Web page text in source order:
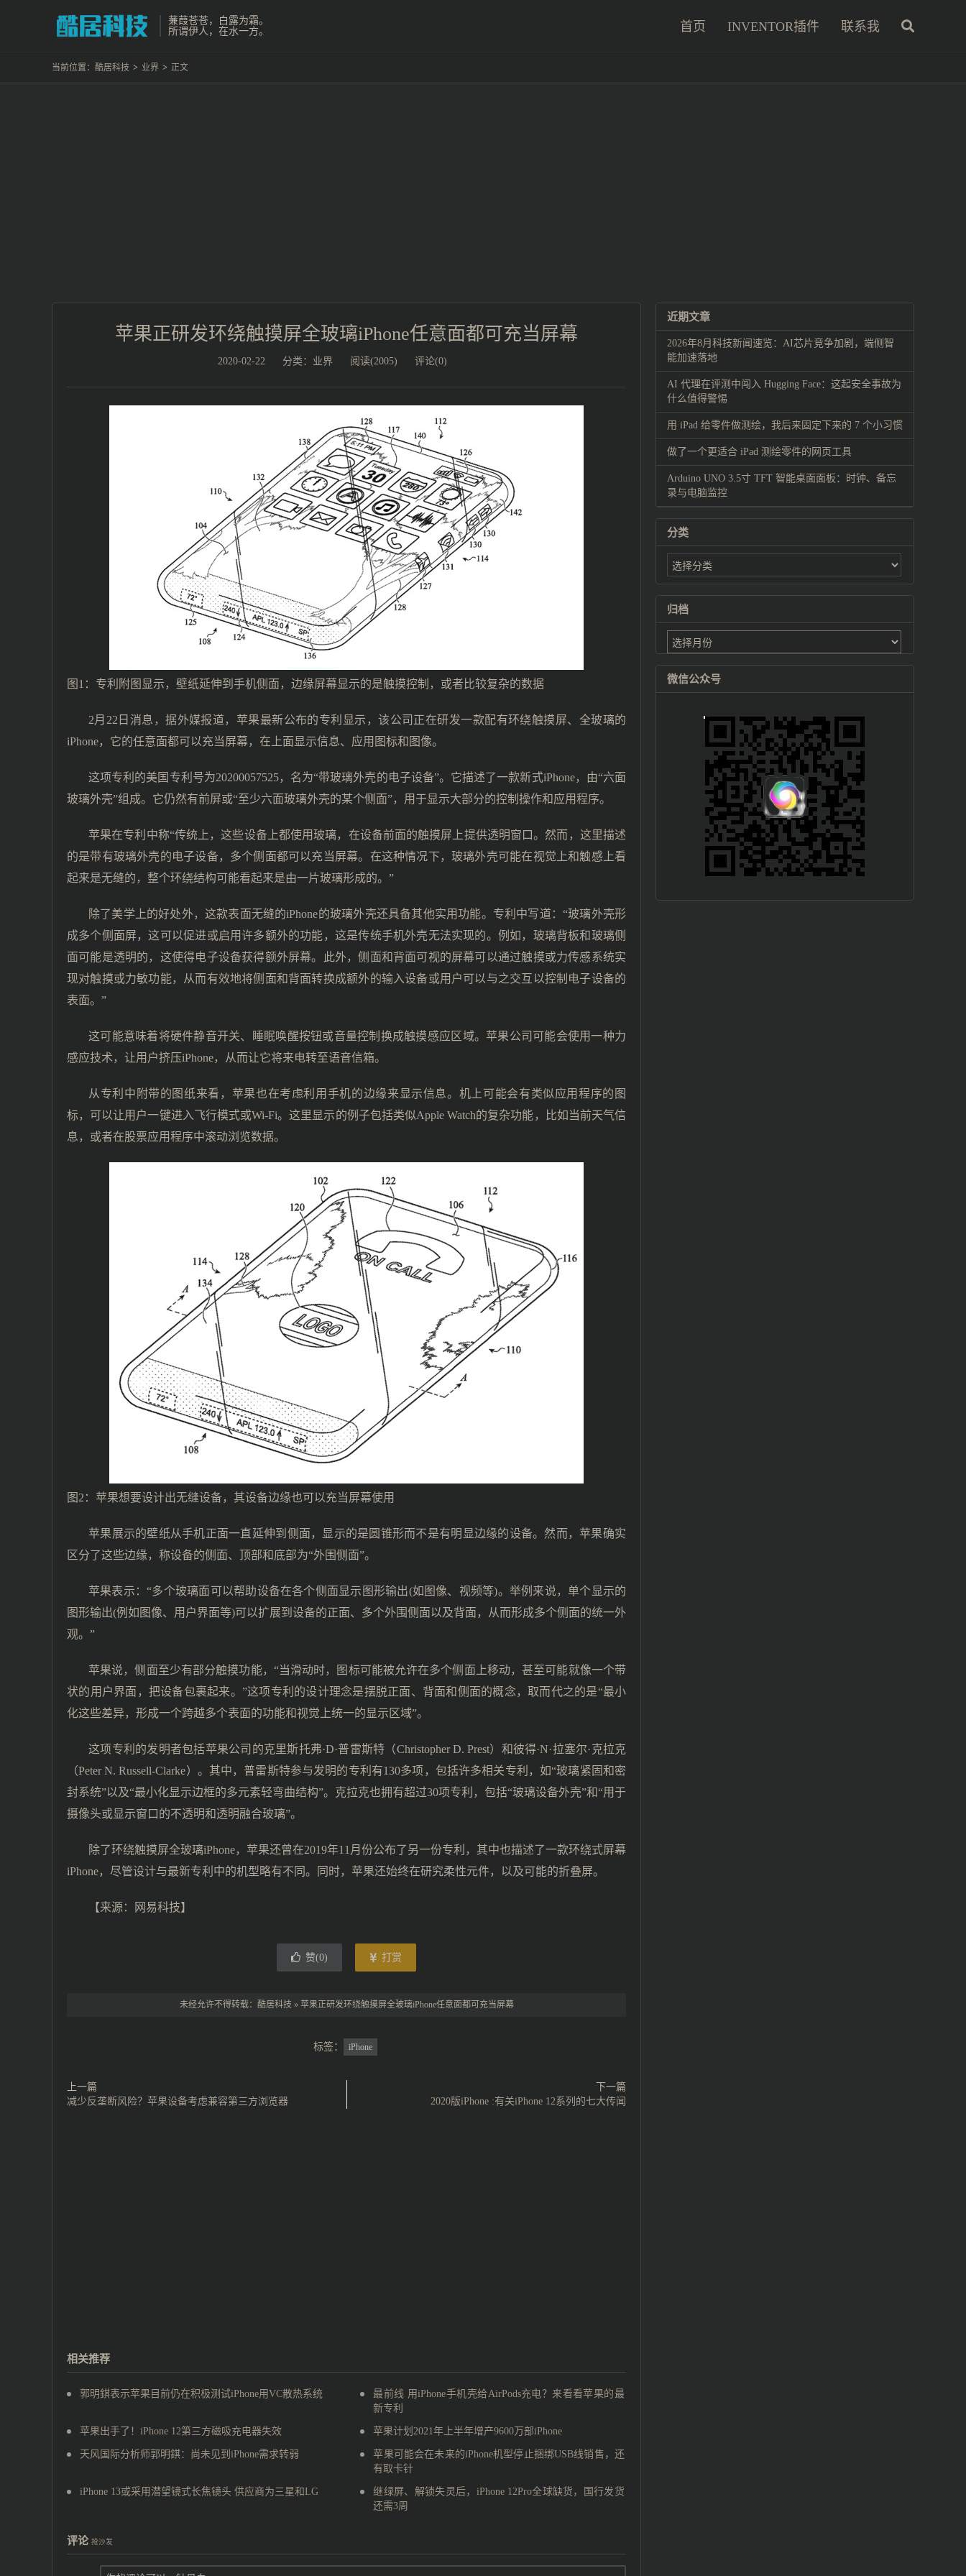
蒹葭苍苍，白露为霜。
所谓伊人，在水一方。
首页 INVENTOR插件 联系我
当前位置： 酷居科技 > 业界 > 正文
苹果正研发环绕触摸屏全玻璃iPhone任意面都可充当屏幕
2020-02-22 分类： 业界 阅读(2005) 评论(0)
图1：专利附图显示，壁纸延伸到手机侧面，边缘屏幕显示的是触摸控制，或者比较复杂的数据
2月22日消息，据外媒报道，苹果最新公布的专利显示，该公司正在研发一款配有环绕触摸屏、全玻璃的
iPhone，它的任意面都可以充当屏幕，在上面显示信息、应用图标和图像。
这项专利的美国专利号为20200057525，名为“带玻璃外壳的电子设备”。它描述了一款新式iPhone，由“六面
玻璃外壳”组成。它仍然有前屏或“至少六面玻璃外壳的某个侧面”，用于显示大部分的控制操作和应用程序。
苹果在专利中称“传统上，这些设备上都使用玻璃，在设备前面的触摸屏上提供透明窗口。然而，这里描述
的是带有玻璃外壳的电子设备，多个侧面都可以充当屏幕。在这种情况下，玻璃外壳可能在视觉上和触感上看
起来是无缝的，整个环绕结构可能看起来是由一片玻璃形成的。”
除了美学上的好处外，这款表面无缝的iPhone的玻璃外壳还具备其他实用功能。专利中写道：“玻璃外壳形
成多个侧面屏，这可以促进或启用许多额外的功能，这是传统手机外壳无法实现的。例如，玻璃背板和玻璃侧
面可能是透明的，这使得电子设备获得额外屏幕。此外，侧面和背面可视的屏幕可以通过触摸或力传感系统实
现对触摸或力敏功能，从而有效地将侧面和背面转换成额外的输入设备或用户可以与之交互以控制电子设备的
表面。”
这可能意味着将硬件静音开关、睡眠唤醒按钮或音量控制换成触摸感应区域。苹果公司可能会使用一种力
感应技术，让用户挤压iPhone，从而让它将来电转至语音信箱。
从专利中附带的图纸来看，苹果也在考虑利用手机的边缘来显示信息。机上可能会有类似应用程序的图
标，可以让用户一键进入飞行模式或Wi-Fi。这里显示的例子包括类似Apple Watch的复杂功能，比如当前天气信
息，或者在股票应用程序中滚动浏览数据。
图2：苹果想要设计出无缝设备，其设备边缘也可以充当屏幕使用
苹果展示的壁纸从手机正面一直延伸到侧面，显示的是圆锥形而不是有明显边缘的设备。然而，苹果确实
区分了这些边缘，称设备的侧面、顶部和底部为“外围侧面”。
苹果表示：“多个玻璃面可以帮助设备在各个侧面显示图形输出(如图像、视频等)。举例来说，单个显示的
图形输出(例如图像、用户界面等)可以扩展到设备的正面、多个外围侧面以及背面，从而形成多个侧面的统一外
观。”
苹果说，侧面至少有部分触摸功能，“当滑动时，图标可能被允许在多个侧面上移动，甚至可能就像一个带
状的用户界面，把设备包裹起来。”这项专利的设计理念是摆脱正面、背面和侧面的概念，取而代之的是“最小
化这些差异，形成一个跨越多个表面的功能和视觉上统一的显示区域”。
这项专利的发明者包括苹果公司的克里斯托弗·D·普雷斯特（Christopher D. Prest）和彼得·N·拉塞尔·克拉克
（Peter N. Russell-Clarke）。其中，普雷斯特参与发明的专利有130多项，包括许多相关专利，如“玻璃紧固和密
封系统”以及“最小化显示边框的多元素轻弯曲结构”。克拉克也拥有超过30项专利，包括“玻璃设备外壳”和“用于
摄像头或显示窗口的不透明和透明融合玻璃”。
除了环绕触摸屏全玻璃iPhone，苹果还曾在2019年11月份公布了另一份专利，其中也描述了一款环绕式屏幕
iPhone，尽管设计与最新专利中的机型略有不同。同时，苹果还始终在研究柔性元件，以及可能的折叠屏。
【来源： 网易科技】
赞(0) 打赏
未经允许不得转载： 酷居科技 » 苹果正研发环绕触摸屏全玻璃iPhone任意面都可充当屏幕
标签： iPhone
上一篇
减少反垄断风险？苹果设备考虑兼容第三方浏览器
下一篇
2020版iPhone :有关iPhone 12系列的七大传闻
相关推荐
郭明錤表示苹果目前仍在积极测试iPhone用VC散热系统
最前线 用iPhone手机壳给AirPods充电？来看看苹果的最
新专利
苹果出手了！iPhone 12第三方磁吸充电器失效 苹果计划2021年上半年增产9600万部iPhone
天风国际分析师郭明錤：尚未见到iPhone需求转弱
苹果可能会在未来的iPhone机型停止捆绑USB线销售，还
有取卡针
iPhone 13或采用潜望镜式长焦镜头 供应商为三星和LG
继绿屏、解锁失灵后，iPhone 12Pro全球缺货，国行发货
还需3周
评论 抢沙发
近期文章
2026年8月科技新闻速览：AI芯片竞争加剧，端侧智
能加速落地
AI 代理在评测中闯入 Hugging Face：这起安全事故为
什么值得警惕
用 iPad 给零件做测绘，我后来固定下来的 7 个小习惯
做了一个更适合 iPad 测绘零件的网页工具
Arduino UNO 3.5寸 TFT 智能桌面面板：时钟、备忘
录与电脑监控
分类
归档
微信公众号